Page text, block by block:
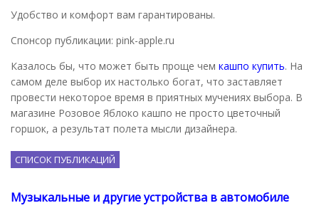
Удобство и комфорт вам гарантированы.
Спонсор публикации: pink-apple.ru
Казалось бы, что может быть проще чем кашпо купить. На
самом деле выбор их настолько богат, что заставляет
провести некоторое время в приятных мучениях выбора. В
магазине Розовое Яблоко кашпо не просто цветочный
горшок, а результат полета мысли дизайнера.
СПИСОК ПУБЛИКАЦИЙ
Музыкальные и другие устройства в автомобиле